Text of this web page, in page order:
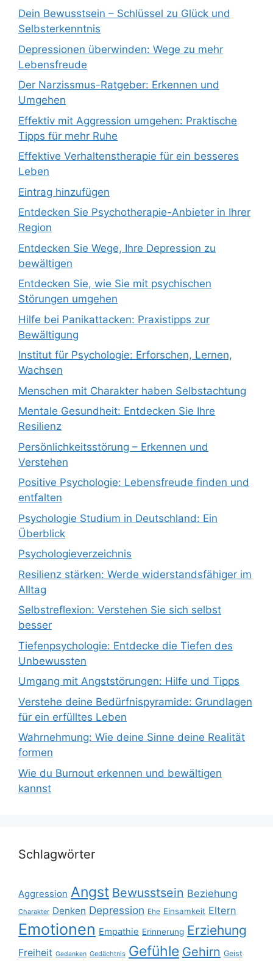
Dein Bewusstsein – Schlüssel zu Glück und
Selbsterkenntnis
Depressionen überwinden: Wege zu mehr
Lebensfreude
Der Narzissmus-Ratgeber: Erkennen und
Umgehen
Effektiv mit Aggression umgehen: Praktische
Tipps für mehr Ruhe
Effektive Verhaltenstherapie für ein besseres
Leben
Eintrag hinzufügen
Entdecken Sie Psychotherapie-Anbieter in Ihrer
Region
Entdecken Sie Wege, Ihre Depression zu
bewältigen
Entdecken Sie, wie Sie mit psychischen
Störungen umgehen
Hilfe bei Panikattacken: Praxistipps zur
Bewältigung
Institut für Psychologie: Erforschen, Lernen,
Wachsen
Menschen mit Charakter haben Selbstachtung
Mentale Gesundheit: Entdecken Sie Ihre
Resilienz
Persönlichkeitsstörung – Erkennen und
Verstehen
Positive Psychologie: Lebensfreude finden und
entfalten
Psychologie Studium in Deutschland: Ein
Überblick
Psychologieverzeichnis
Resilienz stärken: Werde widerstandsfähiger im
Alltag
Selbstreflexion: Verstehen Sie sich selbst
besser
Tiefenpsychologie: Entdecke die Tiefen des
Unbewussten
Umgang mit Angststörungen: Hilfe und Tipps
Verstehe deine Bedürfnispyramide: Grundlagen
für ein erfülltes Leben
Wahrnehmung: Wie deine Sinne deine Realität
formen
Wie du Burnout erkennen und bewältigen
kannst
Schlagwörter
Aggression Angst Bewusstsein Beziehung
Charakter Denken Depression Ehe Einsamkeit Eltern
Emotionen Empathie Erinnerung Erziehung
Freiheit Gedanken Gedächtnis Gefühle Gehirn Geist